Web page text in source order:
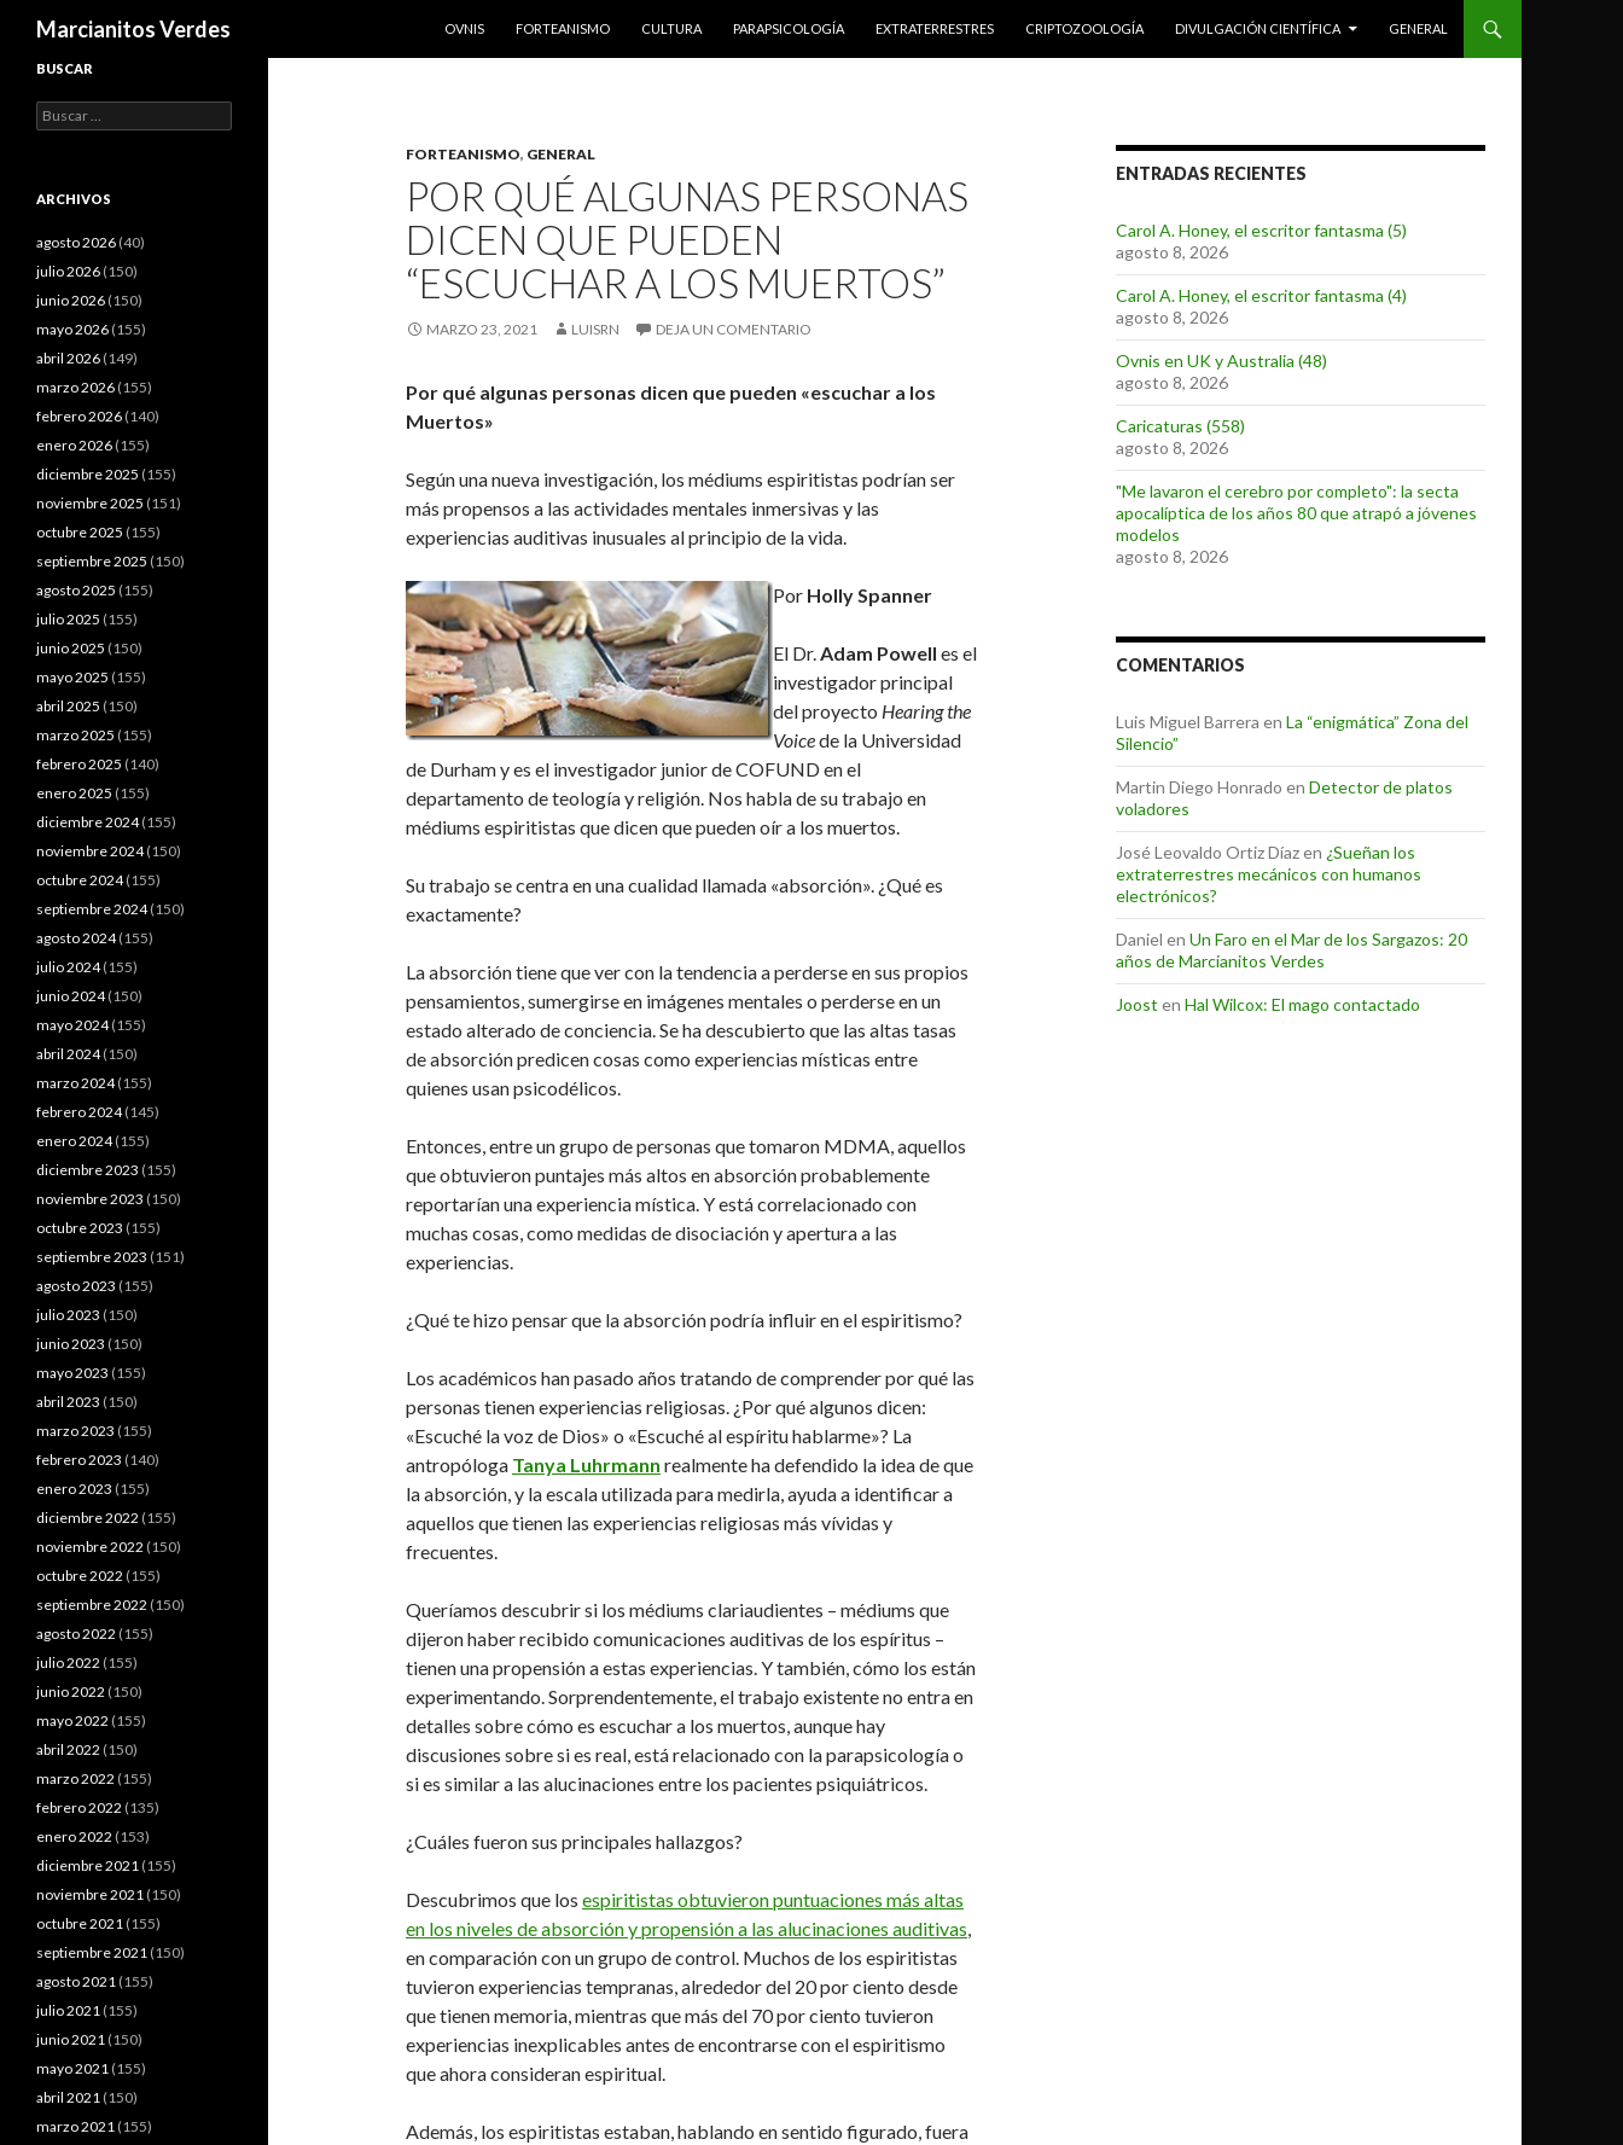
Marcianitos Verdes
OVNIS
FORTEANISMO CULTURA PARAPSICOLOGÍA EXTRATERRESTRES CRIPTOZOOLOGÍA DIVULGACIÓN CIENTÍFICA GENERAL
FORTEANISMO, GENERAL
POR QUÉ ALGUNAS PERSONAS
DICEN QUE PUEDEN
“ESCUCHAR A LOS MUERTOS”
MARZO 23, 2021 LUISRN DEJA UN COMENTARIO
Por qué algunas personas dicen que pueden «escuchar a los
Muertos»
Según una nueva investigación, los médiums espiritistas podrían ser
más propensos a las actividades mentales inmersivas y las
experiencias auditivas inusuales al principio de la vida.
Por Holly Spanner
El Dr.Adam Powell es el
investigador principal
del proyecto Hearing the
Voicede la Universidad
de Durham y es el investigador junior de COFUND en el
departamento de teología y religión. Nos habla de su trabajo en
médiums espiritistas que dicen que pueden oír a los muertos.
Su trabajo se centra en una cualidad llamada «absorción». ¿Qué es
exactamente?
La absorción tiene que ver con la tendencia a perderse en sus propios
pensamientos, sumergirse en imágenes mentales o perderse en un
estado alterado de conciencia. Se ha descubierto que las altas tasas
de absorción predicen cosas como experiencias místicas entre
quienes usan psicodélicos.
Entonces, entre un grupo de personas que tomaron MDMA, aquellos
que obtuvieron puntajes más altos en absorción probablemente
reportarían una experiencia mística. Y está correlacionado con
muchas cosas, como medidas de disociación y apertura a las
experiencias.
¿Qué te hizo pensar que la absorción podría influir en el espiritismo?
Los académicos han pasado años tratando de comprender por qué las
personas tienen experiencias religiosas. ¿Por qué algunos dicen:
«Escuché la voz de Dios» o «Escuché al espíritu hablarme»? La
antropóloga Tanya Luhrmann realmente ha defendido la idea de que
la absorción, y la escala utilizada para medirla, ayuda a identificar a
aquellos que tienen las experiencias religiosas más vívidas y
frecuentes.
Queríamos descubrir si los médiums clariaudientes – médiums que
dijeron haber recibido comunicaciones auditivas de los espíritus –
tienen una propensión a estas experiencias. Y también, cómo los están
experimentando. Sorprendentemente, el trabajo existente no entra en
detalles sobre cómo es escuchar a los muertos, aunque hay
discusiones sobre si es real, está relacionado con la parapsicología o
si es similar a las alucinaciones entre los pacientes psiquiátricos.
¿Cuáles fueron sus principales hallazgos?
Descubrimos que los espiritistas obtuvieron puntuaciones más altas
en los niveles de absorción y propensión a las alucinaciones auditivas,
en comparación con un grupo de control. Muchos de los espiritistas
tuvieron experiencias tempranas, alrededor del 20 por ciento desde
que tienen memoria, mientras que más del 70 por ciento tuvieron
experiencias inexplicables antes de encontrarse con el espiritismo
que ahora consideran espiritual.
Además, los espiritistas estaban, hablando en sentido figurado, fuera
ENTRADAS RECIENTES
Carol A. Honey, el escritor fantasma (5)
agosto 8, 2026
Carol A. Honey, el escritor fantasma (4)
agosto 8, 2026
Ovnis en UK y Australia (48)
agosto 8, 2026
Caricaturas (558)
agosto 8, 2026
"Me lavaron el cerebro por completo": la secta
apocalíptica de los años 80 que atrapó a jóvenes
modelos
agosto 8, 2026
COMENTARIOS
Luis Miguel Barrera en La “enigmática” Zona del
Silencio”
Martin Diego Honrado en Detector de platos
voladores
José Leovaldo Ortiz Díazen ¿Sueñan los
extraterrestres mecánicos con humanos
electrónicos?
Daniel en Un Faro en el Mar de los Sargazos: 20
años de Marcianitos Verdes
Joost en Hal Wilcox: El mago contactado
BUSCAR
Buscar:
ARCHIVOS
agosto 2026 (40)
julio 2026 (150)
junio 2026 (150)
mayo 2026 (155)
abril 2026 (149)
marzo 2026 (155)
febrero 2026 (140)
enero 2026 (155)
diciembre 2025 (155)
noviembre 2025 (151)
octubre 2025 (155)
septiembre 2025 (150)
agosto 2025 (155)
julio 2025 (155)
junio 2025 (150)
mayo 2025 (155)
abril 2025 (150)
marzo 2025 (155)
febrero 2025 (140)
enero 2025 (155)
diciembre 2024(155)
noviembre 2024(150)
octubre 2024(155)
septiembre 2024(150)
agosto 2024(155)
julio 2024(155)
junio 2024(150)
mayo 2024(155)
abril 2024(150)
marzo 2024(155)
febrero 2024(145)
enero 2024(155)
diciembre 2023 (155)
noviembre 2023 (150)
octubre 2023 (155)
septiembre 2023 (151)
agosto 2023 (155)
julio 2023 (150)
junio 2023 (150)
mayo 2023 (155)
abril 2023 (150)
marzo 2023 (155)
febrero 2023 (140)
enero 2023 (155)
diciembre 2022 (155)
noviembre 2022 (150)
octubre 2022 (155)
septiembre 2022 (150)
agosto 2022 (155)
julio 2022 (155)
junio 2022 (150)
mayo 2022 (155)
abril 2022 (150)
marzo 2022 (155)
febrero 2022 (135)
enero 2022 (153)
diciembre 2021 (155)
noviembre 2021 (150)
octubre 2021 (155)
septiembre 2021 (150)
agosto 2021 (155)
julio 2021 (155)
junio 2021 (150)
mayo 2021 (155)
abril 2021 (150)
marzo 2021 (155)